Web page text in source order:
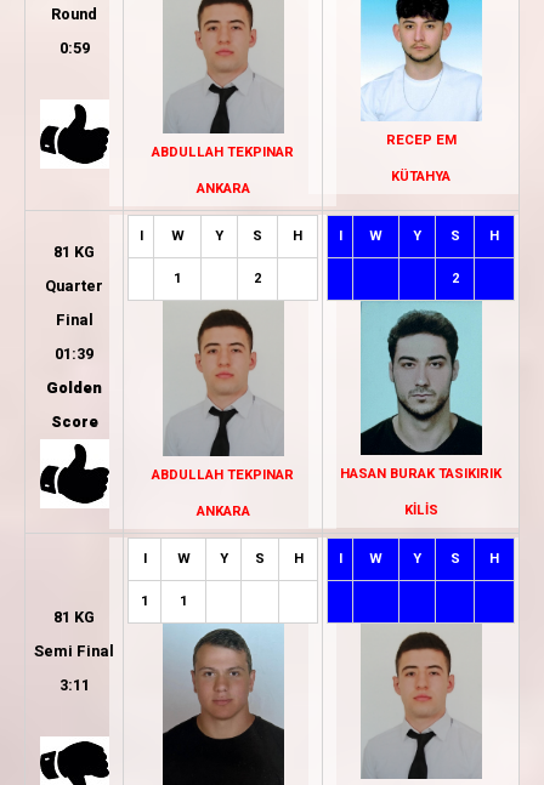
Round
0:59
ABDULLAH TEKPINAR
ANKARA
RECEP EM
KÜTAHYA
81 KG
Quarter
Final
01:39
Golden
Score
I W Y S H
1 2
ABDULLAH TEKPINAR
ANKARA
I W Y S H
2
HASAN BURAK TASIKIRIK
KİLİS
81 KG
Semi Final
3:11
I W Y S H
1 1
I W Y S H